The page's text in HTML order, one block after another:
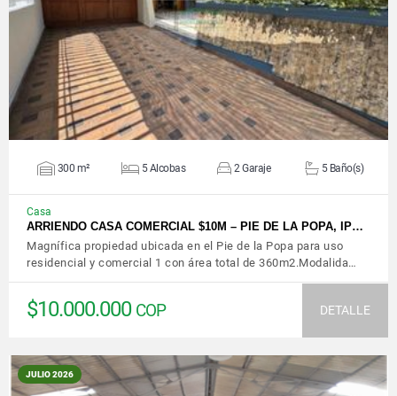
VER DETALLES
300 m² 5 Alcobas 2 Garaje 5 Baño(s)
Casa
ARRIENDO CASA COMERCIAL $10M – PIE DE LA POPA, IP…
Magnífica propiedad ubicada en el Pie de la Popa para uso
residencial y comercial 1 con área total de 360m2.Modalida…
$10.000.000 COP DETALLE
JULIO 2026